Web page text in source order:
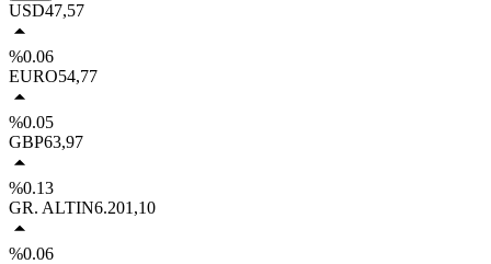
USD47,57
%0.06
EURO54,77
%0.05
GBP63,97
%0.13
GR. ALTIN6.201,10
%0.06